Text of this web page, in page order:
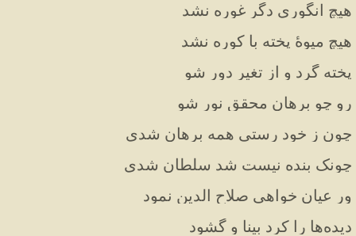
هیچ انگوری دگر غوره نشد
هیچ میوهٔ پخته با کوره نشد
پخته گرد و از تغیر دور شو
رو چو برهان محقق نور شو
چون ز خود رستی همه برهان شدی
چونک بنده نیست شد سلطان شدی
ور عیان خواهی صلاح الدین نمود
دیده‌ها را کرد بینا و گشود